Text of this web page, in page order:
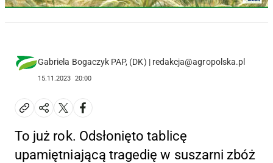
Gabriela Bogaczyk PAP, (DK) | redakcja@agropolska.pl
15.11.2023 20:00
To już rok. Odsłonięto tablicę
upamiętniającą tragedię w suszarni zbóż